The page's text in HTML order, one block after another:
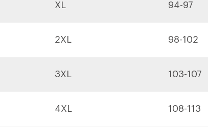
XL 94-97
2XL 98-102
3XL 103-107
4XL 108-113